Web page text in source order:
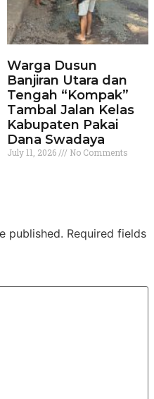
Warga Dusun
Banjiran Utara dan
Tengah “Kompak”
Tambal Jalan Kelas
Kabupaten Pakai
Dana Swadaya
July 11, 2026 No Comments
published. Required fields